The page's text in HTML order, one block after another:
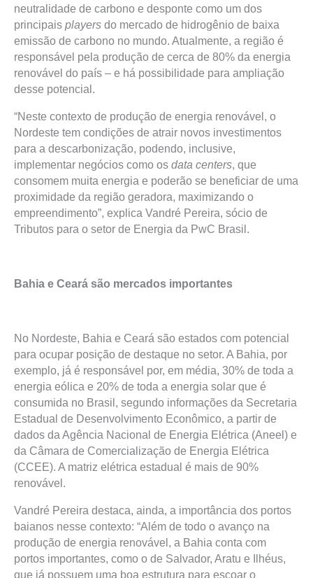
neutralidade de carbono e desponte como um dos
principais players do mercado de hidrogênio de baixa
emissão de carbono no mundo. Atualmente, a região é
responsável pela produção de cerca de 80% da energia
renovável do país – e há possibilidade para ampliação
desse potencial.
“Neste contexto de produção de energia renovável, o
Nordeste tem condições de atrair novos investimentos
para a descarbonização, podendo, inclusive,
implementar negócios como os data centers, que
consomem muita energia e poderão se beneficiar de uma
proximidade da região geradora, maximizando o
empreendimento”, explica Vandré Pereira, sócio de
Tributos para o setor de Energia da PwC Brasil.
Bahia e Ceará são mercados importantes
No Nordeste, Bahia e Ceará são estados com potencial
para ocupar posição de destaque no setor. A Bahia, por
exemplo, já é responsável por, em média, 30% de toda a
energia eólica e 20% de toda a energia solar que é
consumida no Brasil, segundo informações da Secretaria
Estadual de Desenvolvimento Econômico, a partir de
dados da Agência Nacional de Energia Elétrica (Aneel) e
da Câmara de Comercialização de Energia Elétrica
(CCEE). A matriz elétrica estadual é mais de 90%
renovável.
Vandré Pereira destaca, ainda, a importância dos portos
baianos nesse contexto: “Além de todo o avanço na
produção de energia renovável, a Bahia conta com
portos importantes, como o de Salvador, Aratu e Ilhéus,
que já possuem uma boa estrutura para escoar o